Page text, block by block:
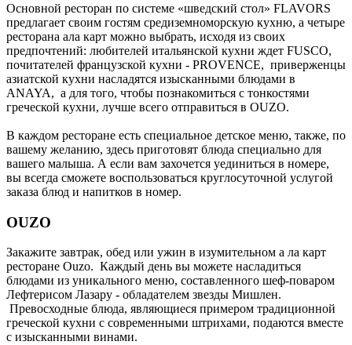
Основной ресторан по системе «шведский стол» FLAVORS
предлагает своим гостям средиземноморскую кухню, а четыре
ресторана ала карт можно выбрать, исходя из своих
предпочтений: любителей итальянской кухни ждет FUSCO,
почитателей французской кухни - PROVENCE, приверженцы
азиатской кухни насладятся изысканными блюдами в
ANAYA, а для того, чтобы познакомиться с тонкостями
греческой кухни, лучше всего отправиться в OUZO.
В каждом ресторане есть специальное детское меню, также, по
вашему желанию, здесь приготовят блюда специально для
вашего малыша. А если вам захочется уединиться в номере,
вы всегда сможете воспользоваться круглосуточной услугой
заказа блюд и напитков в номер.
OUZO
Закажите завтрак, обед или ужин в изумительном а ла карт
ресторане Ouzo. Каждый день вы можете насладиться
блюдами из уникального меню, составленного шеф-поваром
Лефтерисом Лазару - обладателем звезды Мишлен.
Превосходные блюда, являющиеся примером традиционной
греческой кухни с современными штрихами, подаются вместе
с изысканными винами.